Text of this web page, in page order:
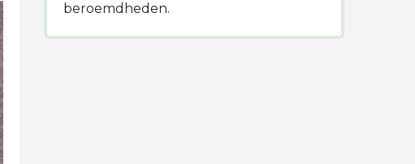
beroemdheden.